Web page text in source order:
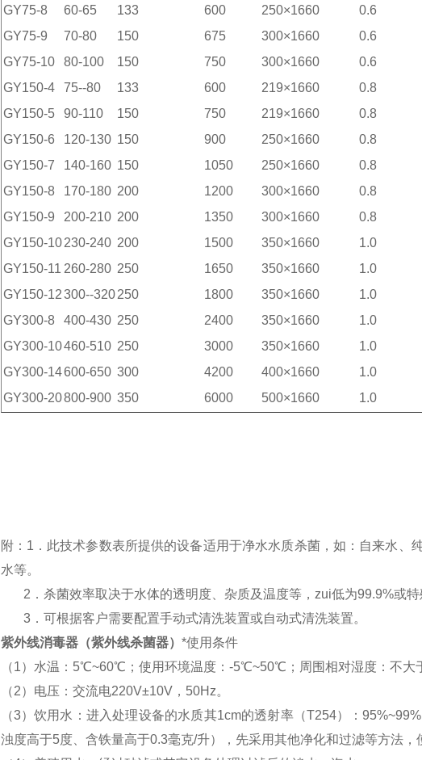
GY75-8
60-65 133 600 250×1660
0.6
GY75-9
70-80 150 675 300×1660
0.6
GY75-10
80-100 150 750 300×1660
0.6
GY150-4
75--80 133 600 219×1660
0.8
GY150-5
90-110 150 750 219×1660
0.8
GY150-6
120-130 150 900 250×1660
0.8
GY150-7
140-160 150 1050 250×1660
0.8
GY150-8
170-180 200 1200 300×1660
0.8
GY150-9
200-210 200 1350 300×1660
0.8
GY150-10 230-240 200 1500 350×1660
1.0
GY150-11 260-280 250 1650 350×1660
1.0
GY150-12300--320 250 1800 350×1660
1.0
GY300-8
400-430 250 2400 350×1660
1.0
GY300-10460-510 250 3000 350×1660
1.0
GY300-14600-650 300 4200 400×1660
1.0
GY300-20800-900 350 6000 500×1660 1.0
附： 1 ．此技术参数表所提供的设备适用于净水水质杀菌，如：自来水
水等。
2 ．杀菌效率取决于水体的透明度、杂质及温度等，zui低为99.9%或特
3．可根据客户需要配置手动式清洗装置或自动式清洗装置。
紫外线消毒器（紫外线杀菌器） *使用条件
（1）水温： 5℃~60℃ ；使用环境温度： -5℃~50℃ ；周围相对湿度：不大
（2）电压：交流电220V±10V， 50Hz。
（3）饮用水：进入处理设备的水质其1cm的透射率（T254）：95%~99%
浊度高于5度、含铁量高于0.3毫克/升），先采用其他净化和过滤等方法，